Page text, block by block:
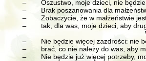
–
Oszustwo, moje dzieci, nie
–
Brak poszanowania dla
–
Zobaczycie, że w małżeństwie
–
tak, dla was, moje dzieci, aby
–
Nie będzie więcej zazdrości: nie
–
brać, co nie należy do was, aby
–
Nie będzie już więcej potrzeby,